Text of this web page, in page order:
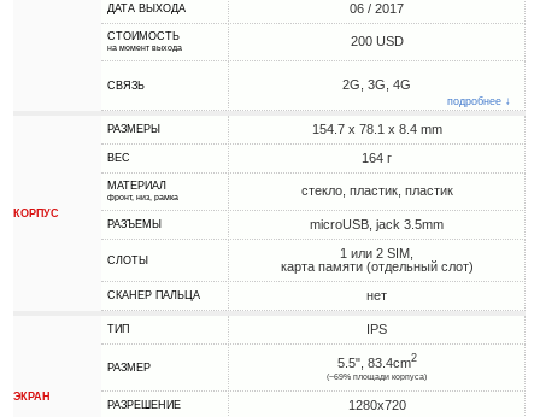
ДАТА ВЫХОДА 06 / 2017
СТОИМОСТЬ
на момент выхода 200 USD
СВЯЗЬ 2G, 3G, 4G
подробнее ↓
КОРПУС
РАЗМЕРЫ 154.7 x 78.1 x 8.4 mm
ВЕС 164 г
МАТЕРИАЛ
фронт, низ, рамка стекло, пластик, пластик
РАЗЪЕМЫ microUSB, jack 3.5mm
СЛОТЫ
1 или 2 SIM,
карта памяти (отдельный слот)
СКАНЕР ПАЛЬЦА нет
ЭКРАН
ТИП IPS
РАЗМЕР 5.5", 83.4cm2
(~69% площади корпуса)
РАЗРЕШЕНИЕ 1280x720